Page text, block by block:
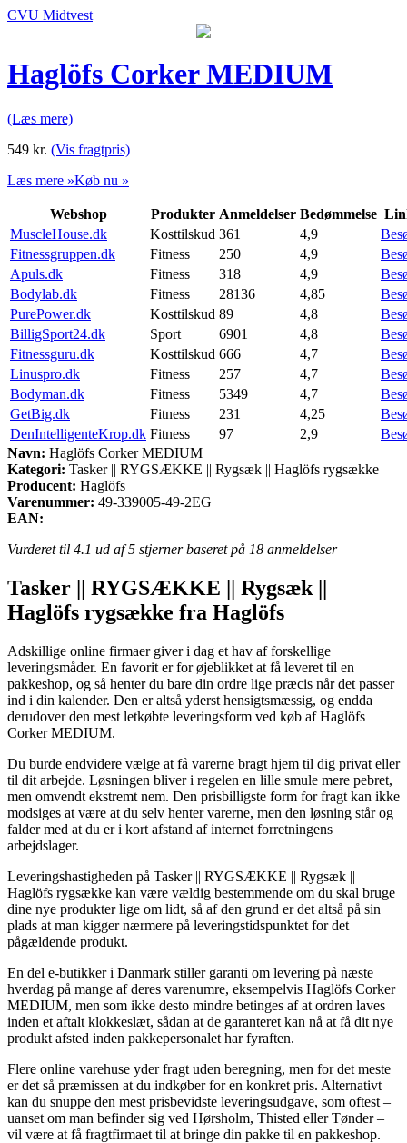
CVU Midtvest
Haglöfs Corker MEDIUM
(Læs mere)
549 kr. (Vis fragtpris)
Læs mere »Køb nu »
Webshop Produkter Anmeldelser Bedømmelse
MuscleHouse.dk
Kosttilskud 361 4,9
Fitnessgruppen.dk
Fitness 250 4,9
Apuls.dk
Fitness 318 4,9
Bodylab.dk
Fitness 28136 4,85
PurePower.dk
Kosttilskud 89 4,8
BilligSport24.dk
Sport 6901 4,8
Fitnessguru.dk
Kosttilskud 666 4,7
Linuspro.dk
Fitness 257 4,7
Bodyman.dk
Fitness 5349 4,7
GetBig.dk
Fitness 231 4,25
DenIntelligenteKrop.dk Fitness 97 2,9
Navn: Haglöfs Corker MEDIUM
Kategori: Tasker || RYGSÆKKE || Rygsæk || Haglöfs rygsække
Producent: Haglöfs
Varenummer: 49-339005-49-2EG
EAN:
Vurderet til 4.1 ud af 5 stjerner baseret på 18 anmeldelser
Tasker || RYGSÆKKE || Rygsæk ||
Haglöfs rygsække fra Haglöfs
Adskillige online firmaer giver i dag et hav af forskellige
leveringsmåder. En favorit er for øjeblikket at få leveret til en
pakkeshop, og så henter du bare din ordre lige præcis når det passer
ind i din kalender. Den er altså yderst hensigtsmæssig, og endda
derudover den mest letkøbte leveringsform ved køb af Haglöfs
Corker MEDIUM.
Du burde endvidere vælge at få varerne bragt hjem til dig privat eller
til dit arbejde. Løsningen bliver i regelen en lille smule mere pebret,
men omvendt ekstremt nem. Den prisbilligste form for fragt kan ikke
modsiges at være at du selv henter varerne, men den løsning står og
falder med at du er i kort afstand af internet forretningens
arbejdslager.
Leveringshastigheden på Tasker || RYGSÆKKE || Rygsæk ||
Haglöfs rygsække kan være vældig bestemmende om du skal bruge
dine nye produkter lige om lidt, så af den grund er det altså på sin
plads at man kigger nærmere på leveringstidspunktet for det
pågældende produkt.
En del e-butikker i Danmark stiller garanti om levering på næste
hverdag på mange af deres varenumre, eksempelvis Haglöfs Corker
MEDIUM, men som ikke desto mindre betinges af at ordren laves
inden et aftalt klokkeslæt, sådan at de garanteret kan nå at få dit nye
produkt afsted inden pakkepersonalet har fyraften.
Flere online varehuse yder fragt uden beregning, men for det meste
er det så præmissen at du indkøber for en konkret pris. Alternativt
kan du snuppe den mest prisbevidste leveringsudgave, som oftest –
uanset om man befinder sig ved Hørsholm, Thisted eller Tønder –
vil være at få fragtfirmaet til at bringe din pakke til en pakkeshop.